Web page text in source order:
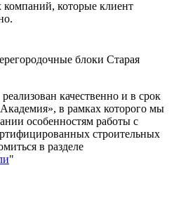
компаний, которые клиент
блоки Старая
качественно и в срок
в рамках которого мы
особенностям работы с
строительных
в разделе
"